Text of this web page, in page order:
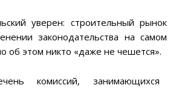
уверен: строительный рынок
законодательства на самом
об этом никто «даже не чешется».
комиссий, занимающихся